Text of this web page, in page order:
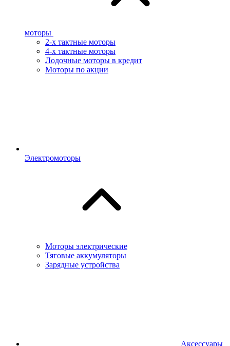
моторы
2-х тактные моторы
4-х тактные моторы
Лодочные моторы в кредит
Моторы по акции
Электромоторы
Моторы электрические
Тяговые аккумуляторы
Зарядные устройства
Аксессуары